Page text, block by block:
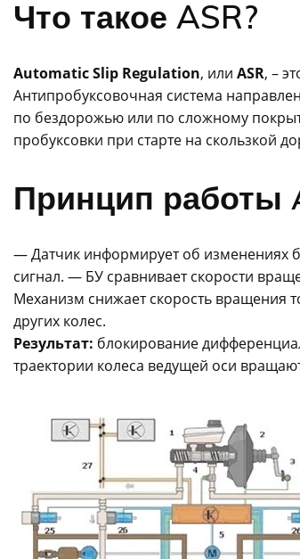
Что такое ASR?
Automatic Slip Regulation, или ASR, –
Антипробуксовочная система
по бездорожью или по сложному
пробуксовки при старте на скользкой
Принцип работы
— Датчик информирует об изменениях
сигнал. — БУ сравнивает скорости
Механизм снижает скорость вращения
других колес.
Результат: блокирование
траектории колеса ведущей оси